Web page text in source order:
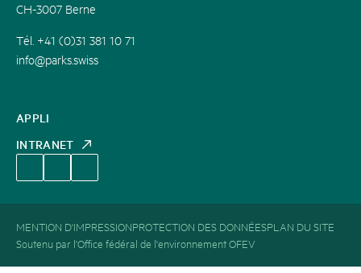
APPLI
INTRANET
CH-3007 Berne
Tél. +41 (0)31 381 10 71
info@parks.swiss
MENTION D'IMPRESSIONPROTECTION DES DONNÉESPLAN DU SITE
Soutenu par l'Office fédéral de l'environnement OFEV